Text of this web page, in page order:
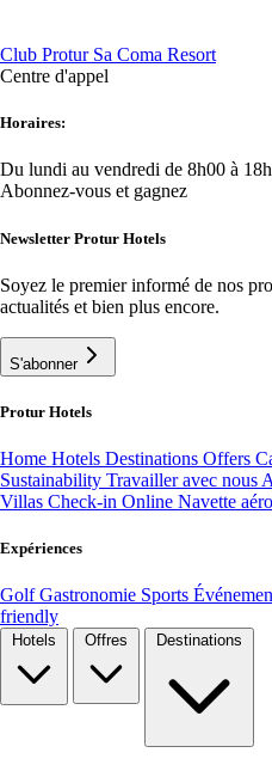
Club Protur Sa Coma Resort
Centre d'appel
Horaires:
Du lundi au vendredi de 8h00 à
Abonnez-vous et gagnez
Newsletter Protur Hotels
Soyez le premier informé de nos
actualités et bien plus encore.
S'abonner
Protur Hotels
Home Hotels Destinations Offers
Sustainability Travailler avec nous
Villas Check-in Online Navette
Expériences
GolfGastronomie Sports
friendly